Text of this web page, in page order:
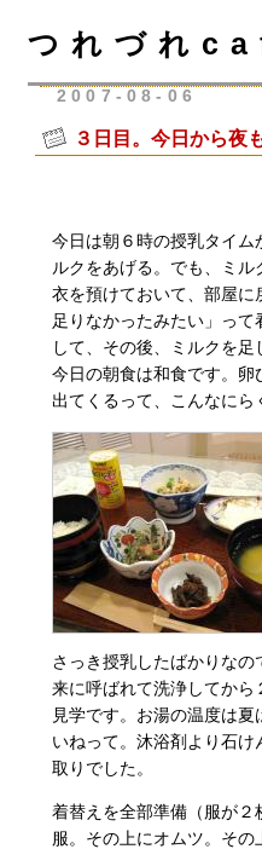
つれづれ
2007-08-06
３日目。今日から夜
今日は朝６時の授乳タイム
ルクをあげる。でも、ミ
衣を預けておいて、部屋
足りなかったみたい」っ
して、その後、ミルクを足
今日の朝食は和食です。卵
出てくるって、こんなにら
さっき授乳したばかりな
来に呼ばれて洗浄してか
見学です。お湯の温度は
いねって。沐浴剤より石
取りでした。
着替えを全部準備（服が
服。その上にオムツ。そ